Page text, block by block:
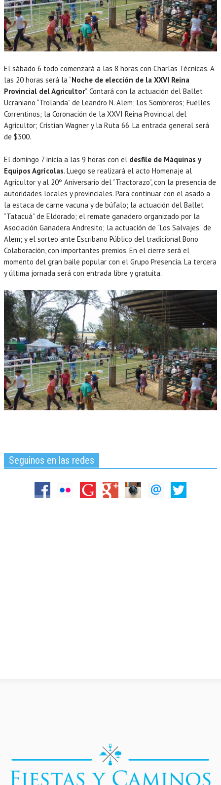
El sábado 6 todo comenzará a las 8 horas con Charlas Técnicas. A
las 20 horas será la “Noche de elección de la XXVI Reina
Provincial del Agricultor”. Contará con la actuación del Ballet
Ucraniano “Trolanda” de Leandro N. Alem; Los Sombreros; Fuelles
Correntinos; la Coronación de la XXVI Reina Provincial del
Agricultor; Cristian Wagner y la Ruta 66. La entrada general será
de $300.
El domingo 7 inicia a las 9 horas con el desfile de Máquinas y
Equipos Agrícolas. Luego se realizará el acto Homenaje al
Agricultor y al 20º Aniversario del “Tractorazo”, con la presencia de
autoridades locales y provinciales. Para continuar con el asado a
la estaca de carne vacuna y de búfalo; la actuación del Ballet
“Tatacuá” de Eldorado; el remate ganadero organizado por la
Asociación Ganadera Andresito; la actuación de “Los Salvajes” de
Alem; y el sorteo ante Escribano Público del tradicional Bono
Colaboración, con importantes premios. En el cierre será el
momento del gran baile popular con el Grupo Presencia. La tercera
y última jornada será con entrada libre y gratuita.
Seguinos en las redes